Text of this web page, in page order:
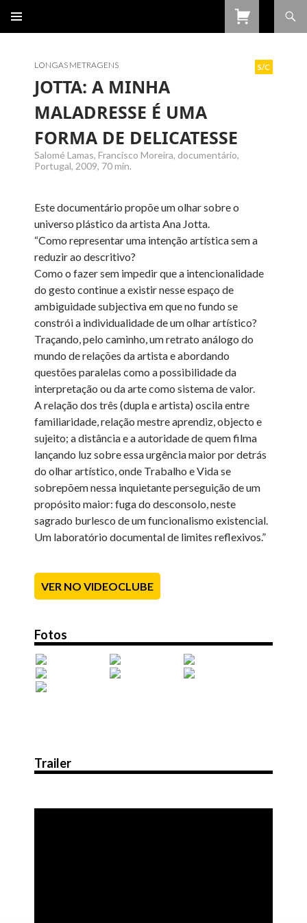
CONTEÚDO
LONGAS METRAGENS S/C
JOTTA: A MINHA
MALADRESSE É UMA
FORMA DE DELICATESSE
Salomé Lamas, Francisco Moreira, documentário,
Portugal, 2009, 70 min.
Este documentário propõe um olhar sobre o
universo plástico da artista Ana Jotta.
“Como representar uma intenção artística sem a
reduzir ao descritivo?
Como o fazer sem impedir que a intencionalidade
do gesto continue a existir nesse espaço de
ambiguidade subjectiva em que no fundo se
constrói a individualidade de um olhar artístico?
Traçando, pelo caminho, um retrato análogo do
mundo de relações da artista e abordando
questões paralelas como a possibilidade da
interpretação ou da arte como sistema de valor.
A relação dos três (dupla e artista) oscila entre
familiaridade, relação mestre aprendiz, objecto e
sujeito; a distância e a autoridade de quem filma
lançando luz sobre essa urgência maior por detrás
do olhar artístico, onde Trabalho e Vida se
sobrepõem nessa inquietante perseguição de um
propósito maior: fuga do desconsolo, neste
sagrado burlesco de um funcionalismo existencial.
Um laboratório documental de limites reflexivos.”
VER NO VIDEOCLUBE
Fotos
Trailer